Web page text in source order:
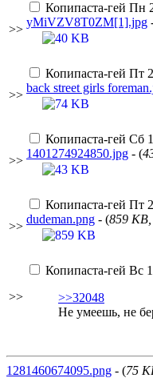
>>
Копипаста-гей Пн
yMiVZV8T0ZM[1].jpg
>>
Копипаста-гей Пт
back street girls
>>
Копипаста-гей Сб
1401274924850.jpg - (
>>
Копипаста-гей Пт
dudeman.png - (859
>>
Копипаста-гей Вс
>>32048
Не умеешь, не
1281460674095.png - (75